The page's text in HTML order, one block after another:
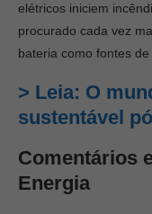
elétricos iniciem
procurado cada vez
bateria como fontes
> Leia: O
sustentável
Comentários
Energia